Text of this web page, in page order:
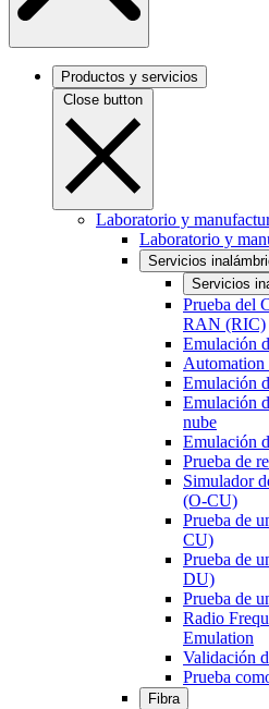
Productos y servicios
Close button
Laboratorio y
Laboratorio y
Servicios
Servicios
Prueba del
RAN (RIC)
Emulación
Automation
Emulación
Emulación
nube
Emulación
Prueba de
Simulador
(O-CU)
Prueba de
CU)
Prueba de
DU)
Prueba de
Radio
Emulation
Validación
Prueba
Fibra